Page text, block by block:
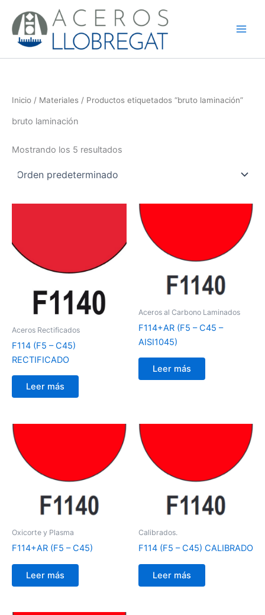
contenido
Inicio / Materiales / Productos etiquetados “bruto laminación”
bruto laminación
Mostrando los 5 resultados
Aceros Rectificados
F114 (F5 – C45)
RECTIFICADO
Leer más
Aceros al Carbono Laminados
F114+AR (F5 – C45 –
AISI1045)
Leer más
Oxicorte y Plasma
F114+AR (F5 – C45)
Leer más
Calibrados.
F114 (F5 – C45) CALIBRADO
Leer más